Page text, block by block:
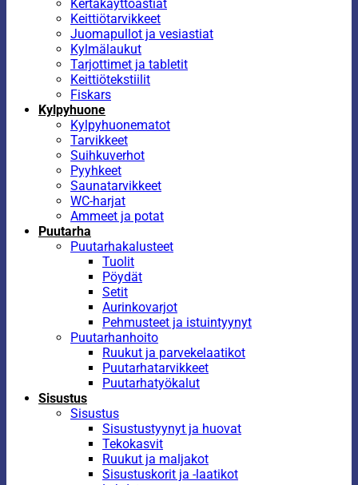
Kertakäyttöastiat
Keittiötarvikkeet
Juomapullot ja vesiastiat
Kylmälaukut
Tarjottimet ja tabletit
Keittiötekstiilit
Fiskars
Kylpyhuone
Kylpyhuonematot
Tarvikkeet
Suihkuverhot
Pyyhkeet
Saunatarvikkeet
WC-harjat
Ammeet ja potat
Puutarha
Puutarhakalusteet
Tuolit
Pöydät
Setit
Aurinkovarjot
Pehmusteet ja istuintyynyt
Puutarhanhoito
Ruukut ja parvekelaatikot
Puutarhatarvikkeet
Puutarhatyökalut
Sisustus
Sisustus
Sisustustyynyt ja huovat
Tekokasvit
Ruukut ja maljakot
Sisustuskorit ja -laatikot